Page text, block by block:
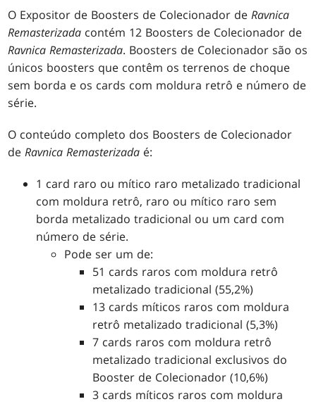
O Expositor de Boosters de Colecionador deRavnica
Remasterizada contém 12 Boosters de Colecionador de
Ravnica Remasterizada. Boosters de Colecionador são os
únicos boosters que contêm os terrenos de choque
sem borda e os cards com moldura retrô e número de
série.
O conteúdo completo dos Boosters de Colecionador
deRavnica Remasterizada é:
1 card raro ou mítico raro metalizado tradicional
com moldura retrô, raro ou mítico raro sem
borda metalizado tradicional ou um card com
número de série.
Pode ser um de:
51 cards raros com moldura retrô
metalizado tradicional (55,2%)
13 cards míticos raros com moldura
retrô metalizado tradicional (5,3%)
7 cards raros com moldura retrô
metalizado tradicional exclusivos do
Booster de Colecionador (10,6%)
3 cards míticos raros com moldura